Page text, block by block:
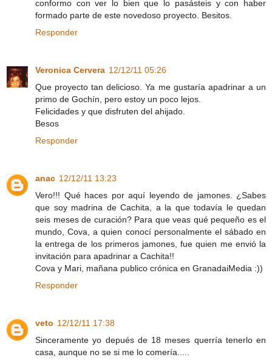
conformo con ver lo bien que lo pasásteis y con haber
formado parte de este novedoso proyecto. Besitos.
Responder
Veronica Cervera 12/12/11 05:26
Que proyecto tan delicioso. Ya me gustaría apadrinar a un
primo de Gochín, pero estoy un poco lejos.
Felicidades y que disfruten del ahijado.
Besos
Responder
anac 12/12/11 13:23
Vero!!! Qué haces por aquí leyendo de jamones. ¿Sabes
que soy madrina de Cachita, a la que todavía le quedan
seis meses de curación? Para que veas qué pequeño es el
mundo, Cova, a quien conocí personalmente el sábado en
la entrega de los primeros jamones, fue quien me envió la
invitación para apadrinar a Cachita!!
Cova y Mari, mañana publico crónica en GranadaiMedia :))
Responder
veto 12/12/11 17:38
Sinceramente yo depués de 18 meses querría tenerlo en
casa, aunque no se si me lo comería.....